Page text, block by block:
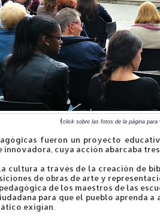
(click sobre las fotos de la página para
fueron un proyecto
innovadora, cuya acción abarcaba
cultura a través de la creación de
de obras de arte y
de los maestros de las
para que el pueblo aprenda
exigían.